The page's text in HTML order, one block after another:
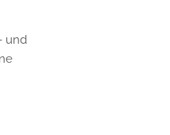
und